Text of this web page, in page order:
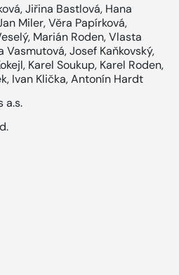
,Jiřina Bastlová, Hana
Miler,Věra Papírková,
, Marián Roden,Vlasta
Vasmutová,Josef Kaňkovský,
, Karel Soukup, Karel Roden,
, Ivan Klička,Antonín Hardt
a.s.